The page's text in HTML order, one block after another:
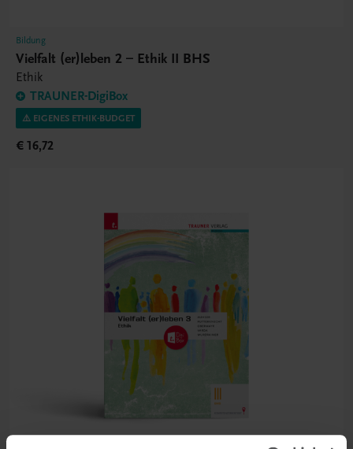
Bildung
Vielfalt (er)leben 2 – Ethik II BHS
Ethik
TRAUNER-DigiBox
⚠️ EIGENES ETHIK-BUDGET
€ 16,72